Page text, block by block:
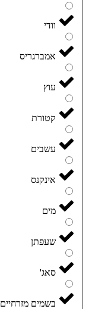
וודי
אמברגריס
עוץ
קטורת
עשבים
אינקנס
מים
שעפתן
סאג'
בשמים מזרחיים